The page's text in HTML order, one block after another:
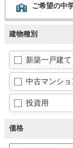
ご希望の中
建物種別
新築一戸建て
中古マンショ
投資用
価格